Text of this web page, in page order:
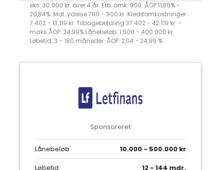
eks: 30.000 kr. over 4 år. Etb. omk. 900. ÅOP 11,85% -
20,84%. Mdl. ydelse 780 - 900 kr. Kreditomkostninger
7.402 - 13.119 kr. Tilbagebetaling 37.402 - 42.119 kr. -
maks ÅOP: 24,99% Lånebeløb: 1.500 - 400.000 kr.
Løbetid: 3 - 180 måneder. ÅOP: 2,04 - 24,99 %.
Sponsoreret
Lånebeløb
10.000 - 500.000 kr
Løbetid
12 - 144 mdr.